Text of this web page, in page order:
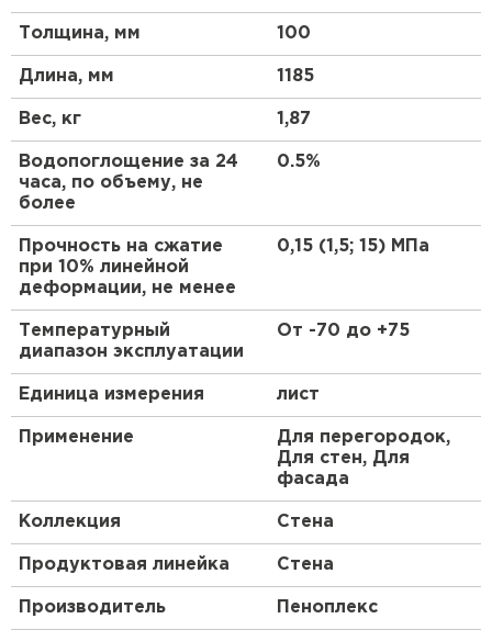
Экологичность
Безопасность
Абсолютная биостойкость
Неизменно низкая теплопроводность
Практически нулевое водопоглощение
однородная структура из закрытых
независимых ячеек)
Высокая прочность на сжатие
Подтвержденная долговечность
Произведено по ТУ 5767-006-54349294-2014
Толщина, мм 100
Длина, мм 1185
Вес, кг 1,87
Водопоглощение за 24
часа, по объему, не
более
0.5%
Прочность на сжатие
при 10% линейной
деформации, не менее
0,15 (1,5; 15) МПа
Температурный
диапазон эксплуатации
От -70 до +75
Единица измерения лист
Применение
Для перегородок,
Для стен, Для
фасада
Коллекция Стена
Продуктовая линейка Стена
Производитель Пеноплекс
Утеплитель Knauf
Утеплитель Isover
ПЕРЕЙТИ
Утеплитель Paroc